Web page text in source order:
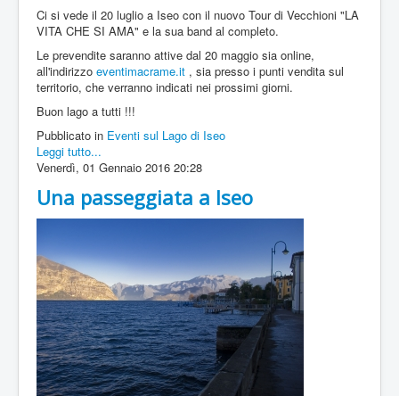
Ci si vede il 20 luglio a Iseo con il nuovo Tour di Vecchioni "LA
VITA CHE SI AMA" e la sua band al completo.
Le prevendite saranno attive dal 20 maggio sia online,
all'indirizzo eventimacrame.it , sia presso i punti vendita sul
territorio, che verranno indicati nei prossimi giorni.
Buon lago a tutti !!!
Pubblicato in Eventi sul Lago di Iseo
Leggi tutto...
Venerdì, 01 Gennaio 2016 20:28
Una passeggiata a Iseo